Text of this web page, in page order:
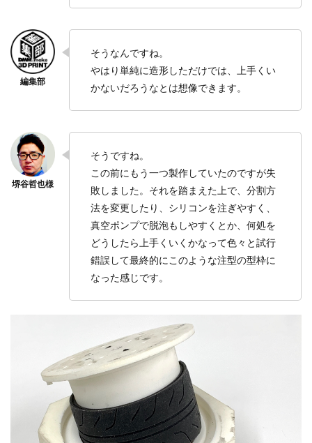
そうなんですね。
やはり単純に造形しただけでは、上手くい
かないだろうなとは想像できます。
そうですね。
この前にもう一つ製作していたのですが失
敗しました。それを踏まえた上で、分割方
法を変更したり、シリコンを注ぎやすく、
真空ポンプで脱泡もしやすくとか、何処を
どうしたら上手くいくかなって色々と試行
錯誤して最終的にこのような注型の型枠に
なった感じです。